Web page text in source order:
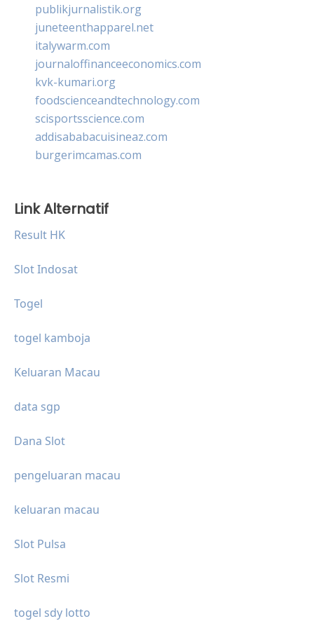
publikjurnalistik.org
juneteenthapparel.net
italywarm.com
journaloffinanceeconomics.com
kvk-kumari.org
foodscienceandtechnology.com
scisportsscience.com
addisababacuisineaz.com
burgerimcamas.com
Link Alternatif
Result HK
Slot Indosat
Togel
togel kamboja
Keluaran Macau
data sgp
Dana Slot
pengeluaran macau
keluaran macau
Slot Pulsa
Slot Resmi
togel sdy lotto